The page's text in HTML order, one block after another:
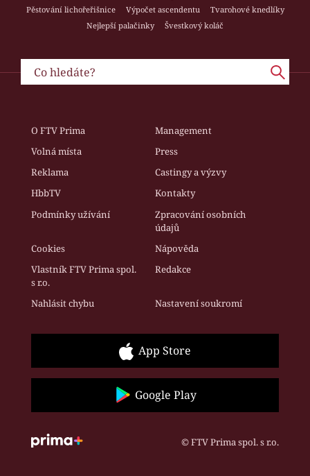
Pěstování lichořeřišnice
Výpočet ascendentu
Tvarohové knedlíky
Nejlepší palačinky
Švestkový koláč
O FTV Prima
Management
Volná místa
Press
Reklama
Castingy a výzvy
HbbTV
Kontakty
Podmínky užívání
Zpracování osobních
údajů
Cookies
Nápověda
Vlastník FTV Prima spol.
s r.o.
Redakce
Nahlásit chybu Nastavení soukromí
App Store
Google Play
© FTV Prima spol. s r.o.